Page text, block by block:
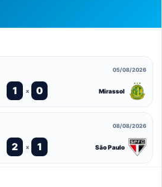
05/08/2026
1 x 0 Mirassol
08/08/2026
2 x 1 São Paulo